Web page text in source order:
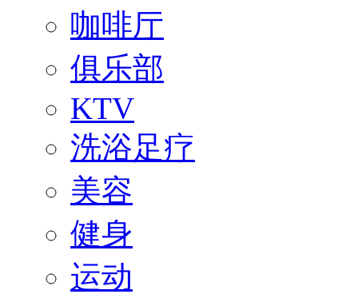
咖啡厅
俱乐部
KTV
洗浴足疗
美容
健身
运动